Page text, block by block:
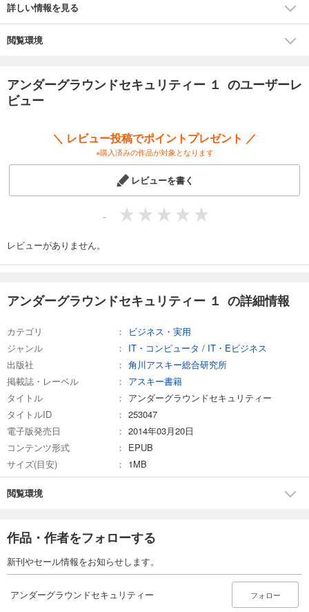
詳しい情報を見る
閲覧環境
アンダーグラウンドセキュリティー １ のユーザーレ
ビュー
＼ レビュー投稿でポイントプレゼント ／
※購入済みの作品が対象となります
レビューを書く
-
レビューがありません。
アンダーグラウンドセキュリティー １ の詳細情報
カテゴリ
ビジネス・実用
ジャンル
IT・コンピュータ / IT・Eビジネス
出版社
角川アスキー総合研究所
掲載誌・レーベル
アスキー書籍
タイトル
アンダーグラウンドセキュリティー
タイトルID
253047
電子版発売日
2014年03月20日
コンテンツ形式
EPUB
サイズ(目安)
1MB
閲覧環境
作品・作者をフォローする
新刊やセール情報をお知らせします。
アンダーグラウンドセキュリティー フォロー